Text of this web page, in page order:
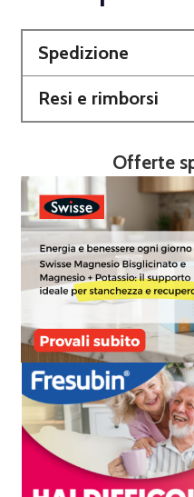
Spedizione
Resi e rimborsi
Offerte